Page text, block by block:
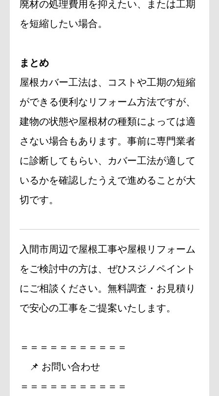
廃材の処理費用を抑えたい、または工期
を短縮したい場合。
まとめ
屋根カバー工法は、コストや工期の短縮
ができる便利なリフォーム方法ですが、
建物の状態や屋根材の種類によっては適
さない場合もあります。事前に専門業者
に診断してもらい、カバー工法が適して
いるかを確認したうえで進めることが大
切です。
入間市周辺で屋根工事や屋根リフォーム
をご検討中の方は、ぜひスジノペイント
にご相談ください。無料調査・お見積り
で安心の工事をご提案いたします。
＝＝＝＝＝＝＝＝＝＝＝
📌 お問い合わせ
＝＝＝＝＝＝＝＝＝＝＝